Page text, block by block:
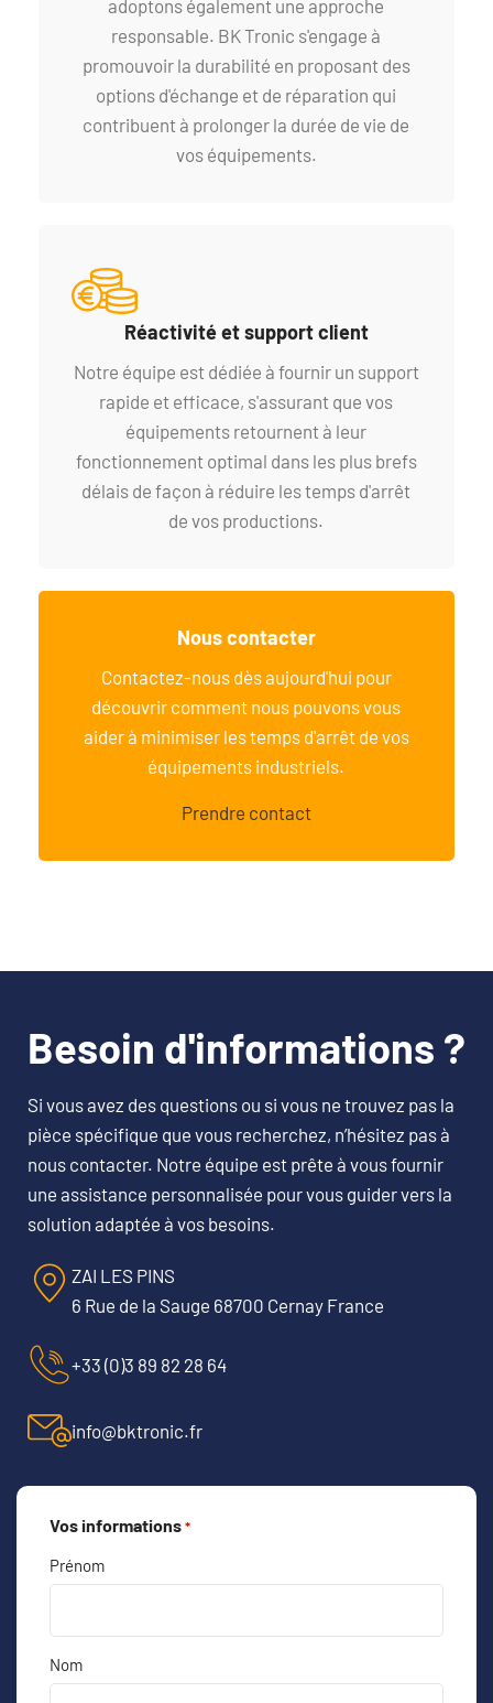
adoptons également une approche
responsable. BK Tronic s'engage à
promouvoir la durabilité en proposant des
options d'échange et de réparation qui
contribuent à prolonger la durée de vie de
vos équipements.
Réactivité et support client
Notre équipe est dédiée à fournir un support
rapide et efficace, s'assurant que vos
équipements retournent à leur
fonctionnement optimal dans les plus brefs
délais de façon à réduire les temps d'arrêt
de vos productions.
Nous contacter
Contactez-nous dès aujourd'hui pour
découvrir comment nous pouvons vous
aider à minimiser les temps d'arrêt de vos
équipements industriels.
Prendre contact
Besoin d'informations ?
Si vous avez des questions ou si vous ne trouvez pas la
pièce spécifique que vous recherchez, n’hésitez pas à
nous contacter. Notre équipe est prête à vous fournir
une assistance personnalisée pour vous guider vers la
solution adaptée à vos besoins.
ZAI LES PINS
6 Rue de la Sauge 68700 Cernay France
+33 (0)3 89 82 28 64
info@bktronic.fr
Vos informations *
Prénom
Nom